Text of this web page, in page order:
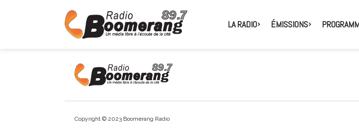
LA RADIO ÉMISSIONS
Copyright © 2023 Boomerang Radio